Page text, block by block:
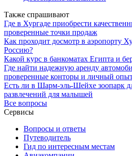
Также спрашивают
Где в Хургаде приобрести
проверенные точки продаж
Как проходит досмотр в аэропорту
Россию?
Какой курс в банкоматах Египта и
Где найти надежную аренду
проверенные конторы и личный
Есть ли в Шарм-эль-Шейхе зоопарк
развлечений для малышей
Все вопросы
Сервисы
Вопросы и ответы
Путеводитель
Гид по интересным местам